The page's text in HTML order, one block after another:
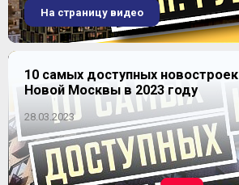
На страницу видео
10 самых доступных новостроек
Новой Москвы в 2023 году
28.03.2023